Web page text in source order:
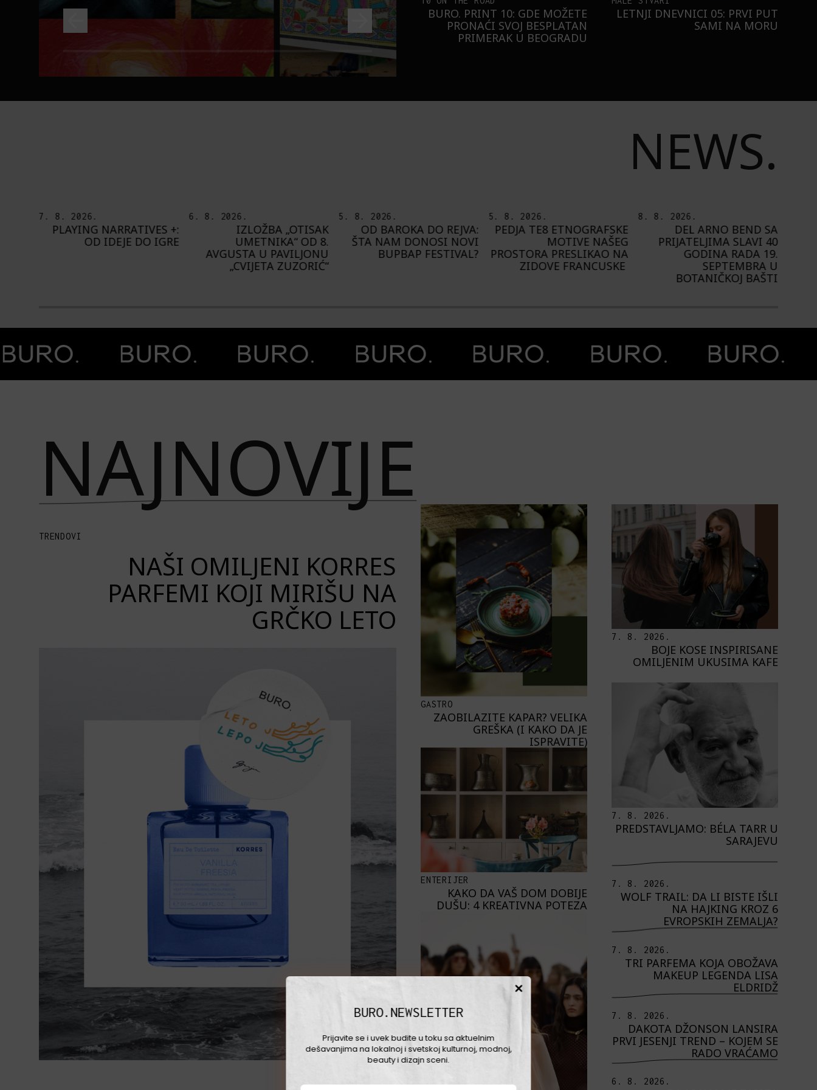
BURO. PRINT 10: GDE MOŽETE
PRONAĆI SVOJ BESPLATAN
PRIMERAK U BEOGRADU
LETNJI DNEVNICI 05: PRVI PUT
SAMI NA MORU
NEWS.
6. 8. 2026.
IZLOŽBA „OTISAK
UMETNIKA“ OD 8.
5. 8. 2026.
OD BAROKA DO REJVA:
ŠTA NAM DONOSI NOVI
BUPBAP FESTIVAL?
5. 8. 2026.
PEDJA TE8 ETNOGRAFSKE
MOTIVE NAŠEG
PROSTORA PRESLIKAO NA
8. 8. 2026.
DEL ARNO BEND SA
PRIJATELJIMA SLAVI 40
GODINA RADA 19.
SEPTEMBRA U
7. 8. 2026.
PLAYING NARRATIVES +:
OD IDEJE DO IGRE
NAJNOVIJE
TRENDOVI
NAŠI OMILJENI KORRES
PARFEMI KOJI MIRIŠU NA
GRČKO LETO
GASTRO
ZAOBILAZITE KAPAR? VELIKA
GREŠKA (I KAKO DA JE
ISPRAVITE)
ENTERIJER
KAKO DA VAŠ DOM DOBIJE
DUŠU: 4 KREATIVNA POTEZA
7. 8. 2026.
BOJE KOSE INSPIRISANE
OMILJENIM UKUSIMA KAFE
7. 8. 2026.
PREDSTAVLJAMO: BÉLA TARR U
SARAJEVU
7. 8. 2026.
WOLF TRAIL: DA LI BISTE IŠLI
NA HAJKING KROZ 6
EVROPSKIH ZEMALJA?
7. 8. 2026.
TRI PARFEMA KOJA OBOŽAVA
MAKEUP LEGENDA LISA
ELDRIDŽ
7. 8. 2026.
DAKOTA DŽONSON LANSIRA
PRVI JESENJI TREND – KOJEM SE
RADO VRAĆAMO
6. 8. 2026.
BURO.NEWSLETTER
Prijavite se i uvek budite u toku sa aktuelnim
dešavanjima na lokalnoj i svetskoj kulturnoj, modnoj,
beauty i dizajn sceni.